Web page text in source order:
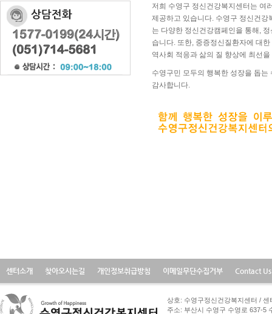
저희 수영구 정신건강복지센터는 여
제공하고 있습니다. 수영구 정신건
는 다양한 정신건강캠페인을 통해,
습니다. 또한, 중증정신질환자에 대
역사회 적응과 삶의 질 향상에 최선
수영구민 모두의 행복한 성장을 돕
감사합니다.
센터소개 찾아오시는길 개인정보취급방침 이메일무단수집거부 Contact Us
상호: 수영구정신건강복지센터 /
주소: 부산시 수영구 수영로 637-5